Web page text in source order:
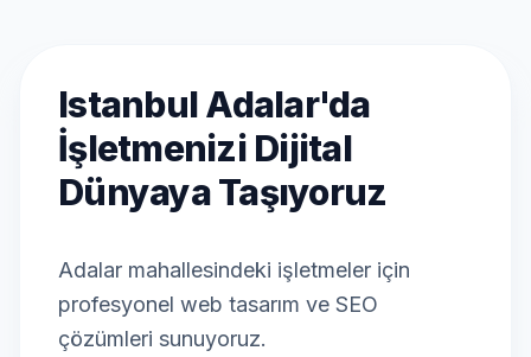
Istanbul Adalar'da
İşletmenizi Dijital
Dünyaya Taşıyoruz
Adalar mahallesindeki işletmeler için
profesyonel web tasarım ve SEO
çözümleri sunuyoruz.